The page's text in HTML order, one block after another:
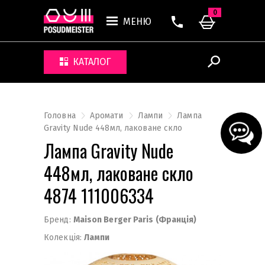
МЕНЮ
КАТАЛОГ
0
Головна Аромати Лампи
Лампа
Gravity Nude 448мл, лаковане скло
Лампа Gravity Nude
448мл, лаковане скло
4874 111006334
Бренд: Maison Berger Paris (Франція)
Колекція: Лампи